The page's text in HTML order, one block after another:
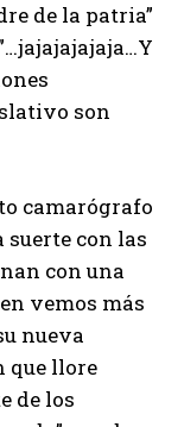
de la patria”
son
camarógrafo
con las
con una
vemos más
nueva
que llore
de los